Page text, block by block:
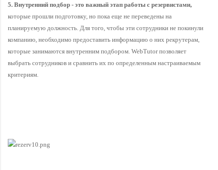
5. Внутренний подбор - это важный этап работы с резервистами,
которые прошли подготовку, но пока еще не переведены на
планируемую должность. Для того, чтобы эти сотрудники не покинули
компанию, необходимо предоставить информацию о них рекрутерам,
которые занимаются внутренним подбором. WebTutor позволяет
выбрать сотрудников и сравнить их по определенным настраиваемым
критериям.